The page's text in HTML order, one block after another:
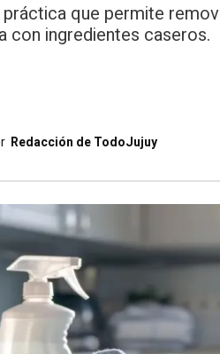
práctica que permite
con ingredientes caseros.
Redacción de TodoJujuy